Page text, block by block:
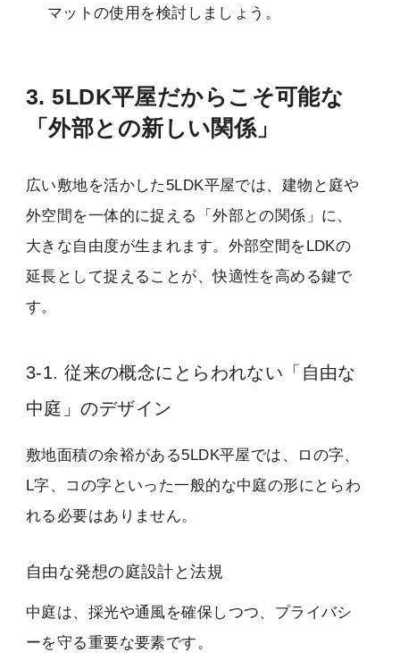
マットの使用を検討しましょう。
3. 5LDK平屋だからこそ可能な
「外部との新しい関係」
広い敷地を活かした5LDK平屋では、建物と庭や
外空間を一体的に捉える「外部との関係」に、
大きな自由度が生まれます。外部空間をLDKの
延長として捉えることが、快適性を高める鍵で
す。
3-1. 従来の概念にとらわれない「自由な
中庭」のデザイン
敷地面積の余裕がある5LDK平屋では、ロの字、
L字、コの字といった一般的な中庭の形にとらわ
れる必要はありません。
自由な発想の庭設計と法規
中庭は、採光や通風を確保しつつ、プライバシ
ーを守る重要な要素です。